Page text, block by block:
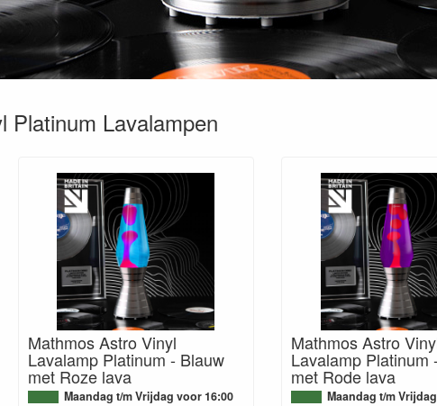
Platinum Lavalampen
Mathmos Astro Vinyl
Lavalamp Platinum - Blauw
met Roze lava
Maandag t/m Vrijdag voor 16:00
Mathmos Astro
Lavalamp Platinum
met Rode lava
Maandag t/m